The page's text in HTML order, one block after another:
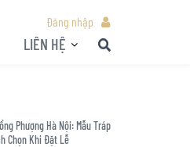
Đăng nhập
LIÊN HỆ
Phượng Hà Nội: Mẫu Tráp
Chọn Khi Đặt Lễ